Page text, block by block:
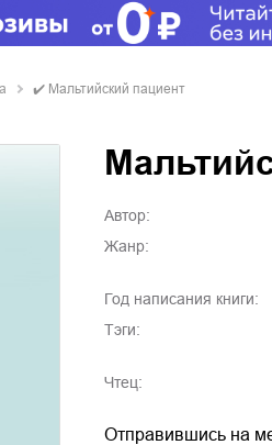
✔️ Мальтийский пациент
Автор:
Жанр:
Год написания книги:
Тэги:
Чтец:
Отправившись на